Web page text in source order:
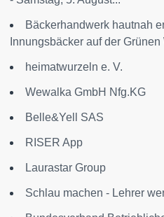
Bäckerhandwerk hautnah
Innungsbäcker auf der Grünen
heimatwurzeln e. V.
Wewalka GmbH Nfg.KG
Belle&Yell SAS
RISER App
Laurastar Group
Schlau machen - Lehrer